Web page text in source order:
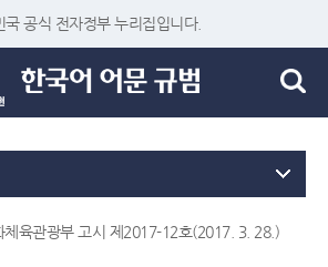
공식 전자정부 누리집입니다.
육관광부 고시 제2017-12호(2017. 3. 28.)